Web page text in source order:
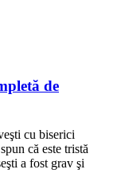
de
cu biserici
că este tristă
a fost grav şi